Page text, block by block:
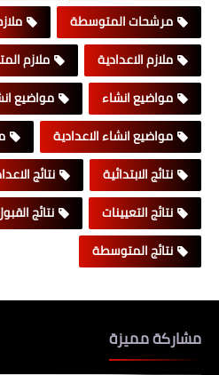
مرشحات المتوسطة
ملازم الاعدادية
ملازم
مواضيع انشاء
مواضيع
مواضيع انشاء الاعدادية
نتائج الابتدائية
نتائج
نتائج التعيينات
نتائج
نتائج المتوسطة
مشاركة مميزة